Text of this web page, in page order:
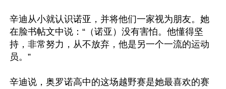
辛迪从小就认识诺亚，并将他们一家视为朋友。她
在脸书帖文中说：“（诺亚）没有害怕。他懂得坚
持，非常努力，从不放弃，他是另一个一流的运动
员。”
辛迪说，奥罗诺高中的这场越野赛是她最喜欢的赛